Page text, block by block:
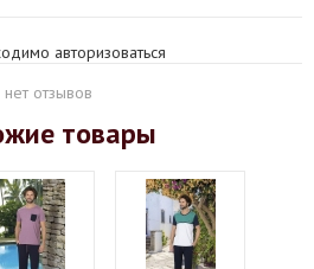
авторизоваться
нет отзывов
товары